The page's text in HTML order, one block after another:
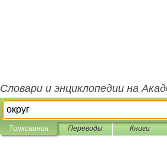
Словари и энциклопедии на
Толкования Переводы Книги